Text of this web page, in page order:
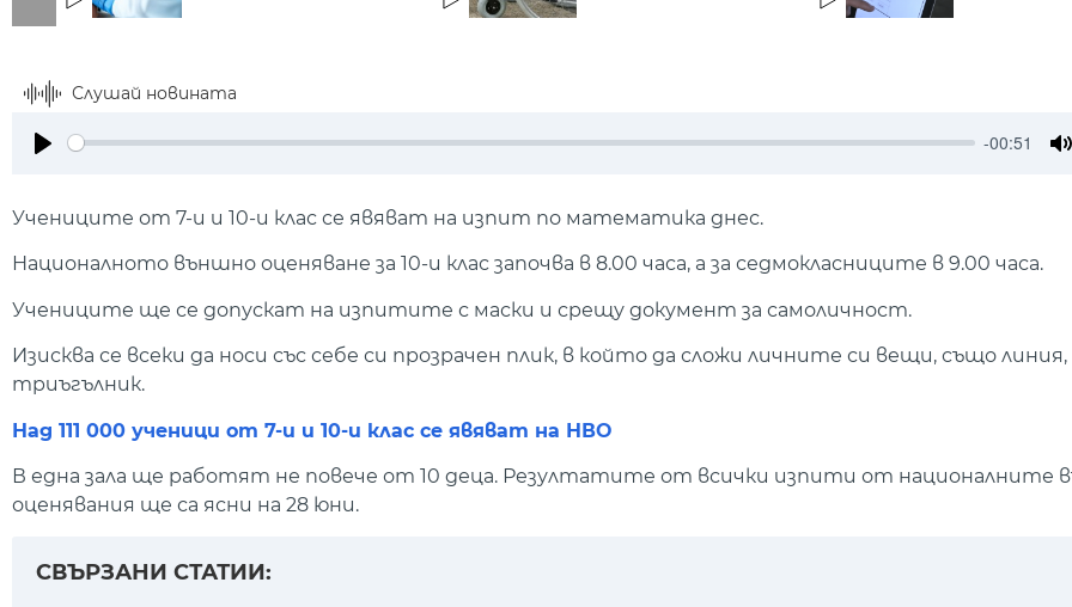
Слушай новината
-00:51
Учениците от 7-и и 10-и клас се явяват на изпит по математика днес.
Националното външно оценяване за 10-и клас започва в 8.00 часа, а за седмокласниците в 9.00 часа.
Учениците ще се допускат на изпитите с маски и срещу документ за самоличност.
Изисква се всеки да носи със себе си прозрачен плик, в който да сложи личните си вещи, също линия,
триъгълник.
Над 111 000 ученици от 7-и и 10-и клас се явяват на НВО
В една зала ще работят не повече от 10 деца. Резултатите от всички изпити от националните
оценявания ще са ясни на 28 юни.
СВЪРЗАНИ СТАТИИ: